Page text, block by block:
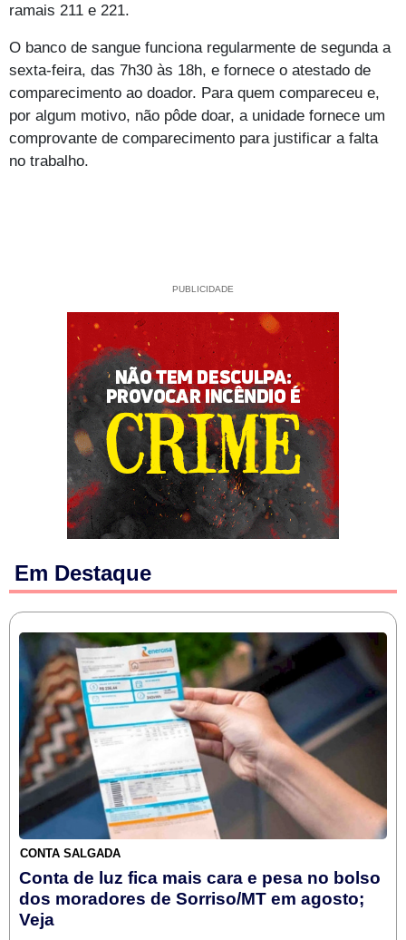
ramais 211 e 221.
O banco de sangue funciona regularmente de segunda a
sexta-feira, das 7h30 às 18h, e fornece o atestado de
comparecimento ao doador. Para quem compareceu e,
por algum motivo, não pôde doar, a unidade fornece um
comprovante de comparecimento para justificar a falta
no trabalho.
PUBLICIDADE
Em Destaque
CONTA SALGADA
Conta de luz fica mais cara e pesa no bolso
dos moradores de Sorriso/MT em agosto;
Veja